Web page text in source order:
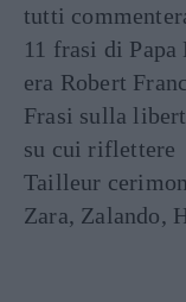
tutti
11 frasi di
era Robert
Frasi sulla
su cui riflettere
Tailleur
Zara, Zalando,